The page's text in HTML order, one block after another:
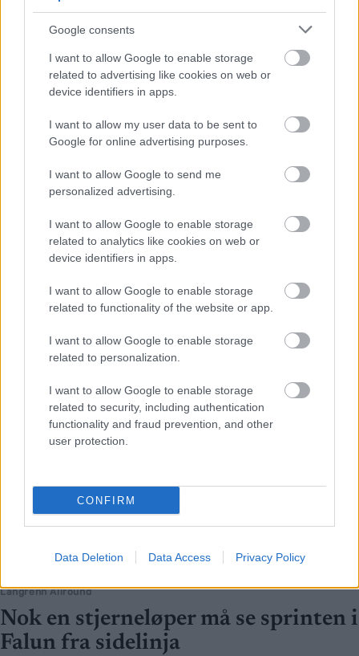
Google consents
I want to allow Google to enable storage
related to advertising like cookies on web or
device identifiers in apps.
I want to allow my user data to be sent to
Google for online advertising purposes.
I want to allow Google to send me
personalized advertising.
I want to allow Google to enable storage
related to analytics like cookies on web or
device identifiers in apps.
I want to allow Google to enable storage
related to functionality of the website or app.
I want to allow Google to enable storage
related to personalization.
I want to allow Google to enable storage
related to security, including authentication
functionality and fraud prevention, and other
user protection.
CONFIRM
Data Deletion Data Access Privacy Policy
Skiskyting
Her viser han hvem som er verdens
beste skiskytter
Johannes Thingnes Bø var igjen i en egen liga. Feilfri og lynrask, og
over minuttet raskere enn neste løper på sprinten under
Langrenn Allround
Nok en stjerneløper må se sprinten i
Falun fra sidelinja